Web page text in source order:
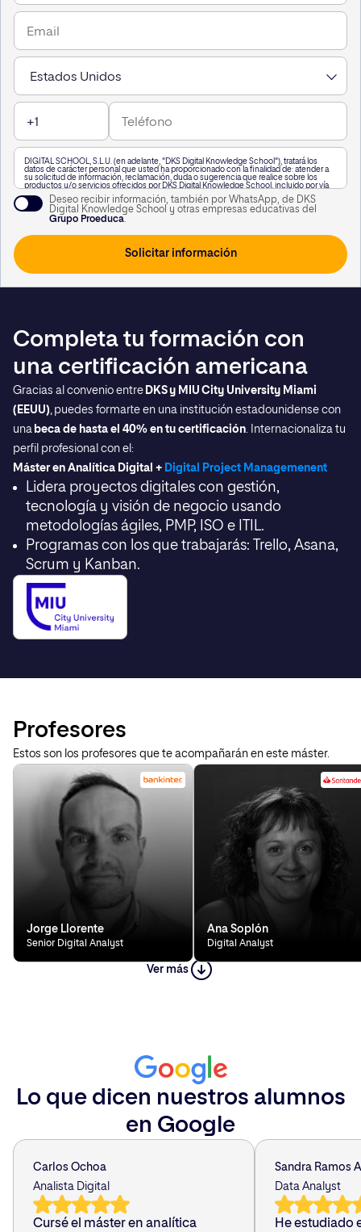
DIGITAL SCHOOL, S.L.U. (en adelante, "DKS Digital Knowledge School"), tratará los
datos de carácter personal que usted ha proporcionado con la finalidad de: atender a
su solicitud de información, reclamación, duda o sugerencia que realice sobre los
productos y/o servicios ofrecidos por DKS Digital Knowledge School, incluido por vía
telefónica, o a través de WhatsApp,, así como para mantenerle informado de nuestra
actividad.
A su vez, le informamos que vamos a realizar un perfilado de sus datos de carácter
personal para poderle enviar información personalizada en función de sus intereses.
Puede consultar información adicional haciendo clicaquí.
Usted podrá revocar el consentimiento otorgado, así como ejercitar los derechos
reconocidos en los artículos 15 a 22 del Reglamento (UE) 2016/679, mediante solicitud
dirección de correo electrónicolopd@kschool.com, identificándose debidamente. Si
Deseo recibir información, también por WhatsApp, de DKS
Digital Knowledge School y otras empresas educativas del
Grupo Proeduca.
Completa tu formación con
una certificación americana
Gracias al convenio entre DKS y MIU City University Miami
(EEUU) , puedes formarte en una institución estadounidense con
una beca de hasta el 40% en tu certificación . Internacionaliza tu
perfil profesional con el:
Máster en Analítica Digital + Digital Project Managemenent
Lidera proyectos digitales con gestión,
tecnología y visión de negocio usando
metodologías ágiles, PMP, ISO e ITIL.
Programas con los que trabajarás: Trello, Asana,
Scrum y Kanban.
Profesores
Estos son los profesores que te acompañarán en este máster.
Jorge Llorente
Senior Digital Analyst
Ana Soplón
Digital Analyst
Ver más
Data Solution Lead y exalumno de
Ayesa
Francisco Gallego Calonge
Strategic & Business Analytics
Lead
El Arte de Medir
Pablo Rodríguez Díaz
Data Engineer
T-Systems Iberia
Lo que dicen nuestros alumnos
en Google
Carlos Ochoa
Analista Digital
Cursé el máster en analítica
Sandra Ramos
Data Analyst
He estudiado